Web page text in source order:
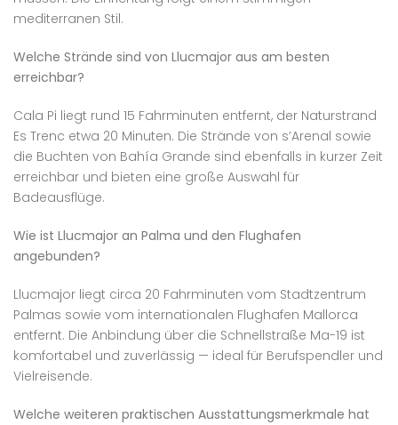
mediterranen Stil.
Welche Strände sind von Llucmajor aus am besten
erreichbar?
Cala Pi liegt rund 15 Fahrminuten entfernt, der Naturstrand
Es Trenc etwa 20 Minuten. Die Strände von s’Arenal sowie
die Buchten von Bahía Grande sind ebenfalls in kurzer Zeit
erreichbar und bieten eine große Auswahl für
Badeausflüge.
Wie ist Llucmajor an Palma und den Flughafen
angebunden?
Llucmajor liegt circa 20 Fahrminuten vom Stadtzentrum
Palmas sowie vom internationalen Flughafen Mallorca
entfernt. Die Anbindung über die Schnellstraße Ma-19 ist
komfortabel und zuverlässig — ideal für Berufspendler und
Vielreisende.
Welche weiteren praktischen Ausstattungsmerkmale hat